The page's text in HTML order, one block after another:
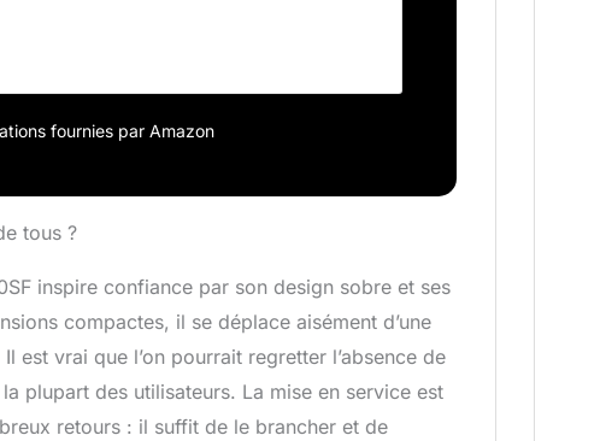
La fonction de séchage du linge accélère le
ce qui la rend parfaite pour les
se déplace facilement d'une pièce à
drainage continu sans tracas
fournies par Amazon
tous ?
inspire confiance par son design sobre et ses
compactes, il se déplace aisément d’une
est vrai que l’on pourrait regretter l’absence de
plupart des utilisateurs. La mise en service est
retours : il suffit de le brancher et de